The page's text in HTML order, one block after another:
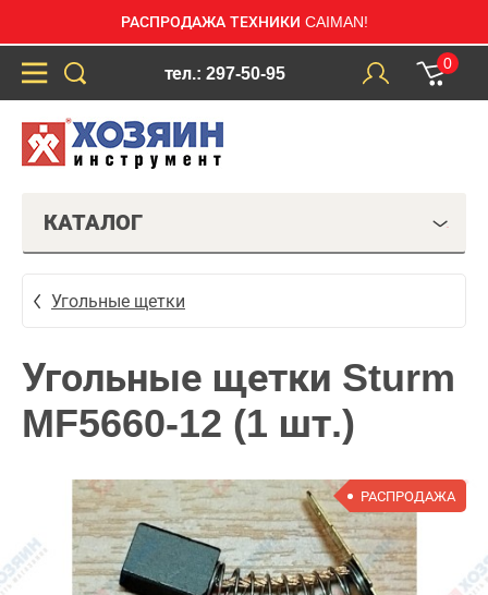
РАСПРОДАЖА ТЕХНИКИ CAIMAN!
тел.: 297-50-95
0
КАТАЛОГ
Угольные щетки
Угольные щетки Sturm
MF5660-12 (1 шт.)
РАСПРОДАЖА